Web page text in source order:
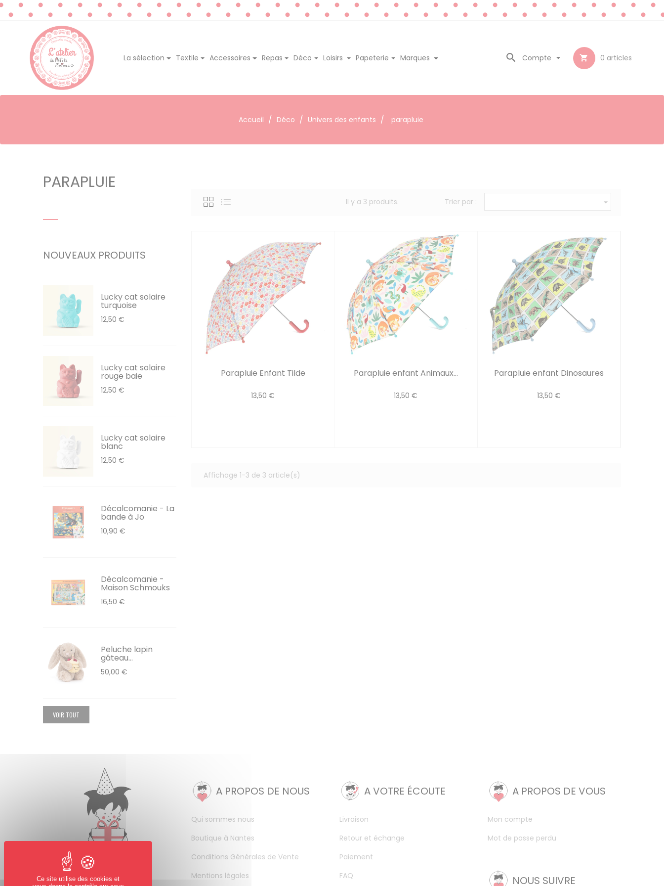
La sélection Textile Accessoires Repas Déco Loisirs Papeterie Marques  0 articles
Compte 

Accueil Déco Univers des enfants parapluie
PARAPLUIE
NOUVEAUX PRODUITS
Lucky cat solaire
turquoise
12,50 €
Lucky cat solaire
rouge baie
12,50 €
Lucky cat solaire
blanc
12,50 €
Décalcomanie - La
bande à Jo
10,90 €
Décalcomanie -
Maison Schmouks
16,50 €
Peluche lapin
gâteau...
50,00 €
VOIR TOUT
Il y a 3 produits. Trier par : 
Parapluie Enfant Tilde
13,50 €
Parapluie enfant Animaux...
13,50 €
Parapluie enfant Dinosaures
13,50 €
Affichage 1-3 de 3 article(s)
A PROPOS DE NOUS
Qui sommes nous
Boutique à Nantes
Conditions Générales de Vente
Mentions légales
A VOTRE ÉCOUTE
Livraison
Retour et échange
Paiement
FAQ
A PROPOS DE VOUS
Mon compte
Mot de passe perdu
NOUS SUIVRE
Ce site utilise des cookies et